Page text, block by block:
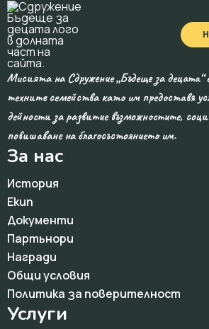
Мисията на Сдружение „Бъдеще за децата“
техните семейства като им предоставя
дейности за развитие възможностите,
повишаване на благосъстоянието им.
За нас
История
Екип
Документи
Партьнори
Награди
Общи условия
Политика за поверителност
Услуги